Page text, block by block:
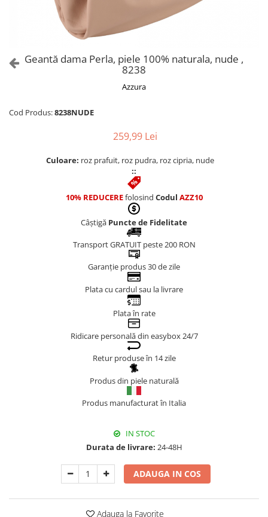
Genți Albe
Genți Bleumarin
Genți Caramel
Geantă dama Perla, piele 100% naturala, nude ,
8238
Azzura
Cod Produs:8238NUDE
259,99 Lei
Culoare: roz prafuit, roz pudra, roz cipria, nude
::
10% REDUCEREfolosind Codul AZZ10
Câștigă Puncte de Fidelitate
Transport GRATUIT peste 200 RON
Garanție produs 30 de zile
Plata cu cardul sau la livrare
Plata în rate
Ridicare personală din easybox 24/7
Retur produse în 14 zile
Produs din piele naturală
Produs manufacturat în Italia
IN STOC
Durata de livrare: 24-48H
ADAUGA IN COS
Adauga la Favorite